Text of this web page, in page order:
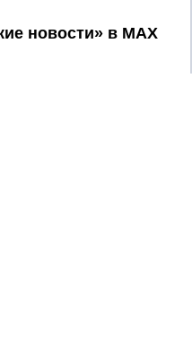
Эл № ФС77-78858 от 4
из реестра
информации